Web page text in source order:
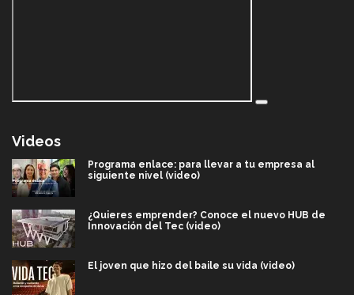
Videos
Programa enlace: para llevar a tu empresa al
siguiente nivel (video)
¿Quieres emprender? Conoce el nuevo HUB de
Innovación del Tec (video)
El joven que hizo del baile su vida (video)